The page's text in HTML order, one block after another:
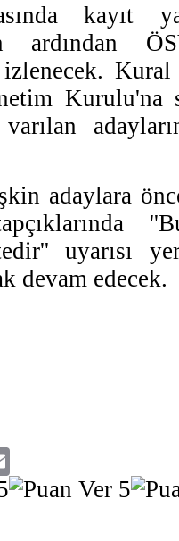
kayıt
ardından
Kurulu'na
adaylara
uyarısı
devam edecek.